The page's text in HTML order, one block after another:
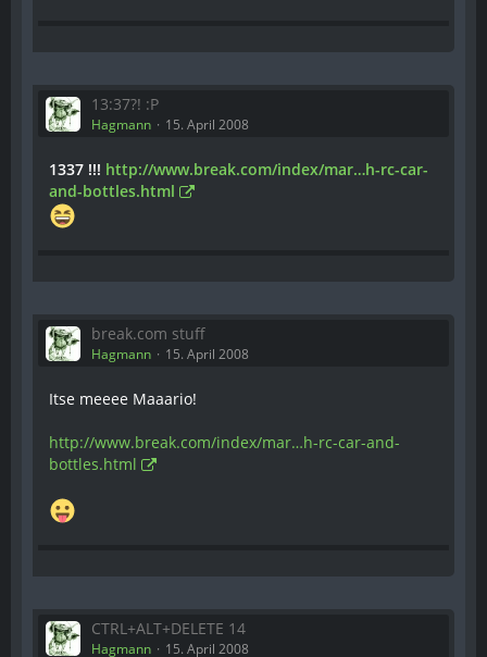
13:37?! :P
Hagmann 15. April 2008
1337 !!! http://www.break.com/index/mar…h-rc-car-
and-bottles.html
break.com stuff
Hagmann 15. April 2008
Itse meeee Maaario!
http://www.break.com/index/mar…h-rc-car-and-
bottles.html
CTRL+ALT+DELETE 14
Hagmann 15. April 2008